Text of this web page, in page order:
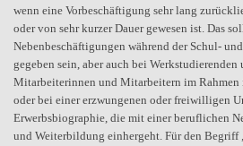
wenn eine Vorbeschäftigung sehr lang
oder von sehr kurzer Dauer gewesen ist. Das
Nebenbeschäftigungen während der Schul-
gegeben sein, aber auch bei Werkstudierenden
Mitarbeiterinnen und Mitarbeitern im
oder bei einer erzwungenen oder freiwilligen
Erwerbsbiographie, die mit einer beruflichen
und Weiterbildung einhergeht. Für den Begriff